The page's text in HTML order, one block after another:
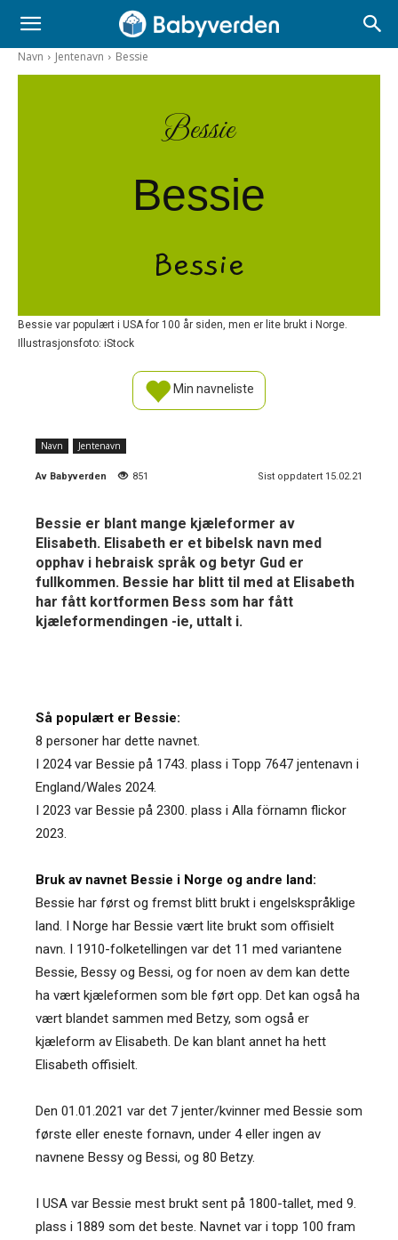
Navn Jentenavn Bessie
Bessie
Bessie
Bessie
Bessie var populært i USA for 100 år siden, men er lite brukt i Norge.
Illustrasjonsfoto: iStock
Min navneliste
Navn Jentenavn
Av Babyverden 851 Sist oppdatert 15.02.21
Bessie er blant mange kjæleformer av
Elisabeth. Elisabeth er et bibelsk navn med
opphav i hebraisk språk og betyr Gud er
fullkommen. Bessie har blitt til med at Elisabeth
har fått kortformen Bess som har fått
kjæleformendingen -ie, uttalt i.
Så populært er Bessie:
8 personer har dette navnet.
I 2024 var Bessie på 1743. plass i Topp 7647 jentenavn i
England/Wales 2024.
I 2023 var Bessie på 2300. plass i Alla förnamn flickor
2023.
Bruk av navnet Bessie i Norge og andre land:
Bessie har først og fremst blitt brukt i engelskspråklige
land. I Norge har Bessie vært lite brukt som offisielt
navn. I 1910-folketellingen var det 11 med variantene
Bessie, Bessy og Bessi, og for noen av dem kan dette
ha vært kjæleformen som ble ført opp. Det kan også ha
vært blandet sammen med Betzy, som også er
kjæleform av Elisabeth. De kan blant annet ha hett
Elisabeth offisielt.
Den 01.01.2021 var det 7 jenter/kvinner med Bessie som
første eller eneste fornavn, under 4 eller ingen av
navnene Bessy og Bessi, og 80 Betzy.
I USA var Bessie mest brukt sent på 1800-tallet, med 9.
plass i 1889 som det beste. Navnet var i topp 100 fram